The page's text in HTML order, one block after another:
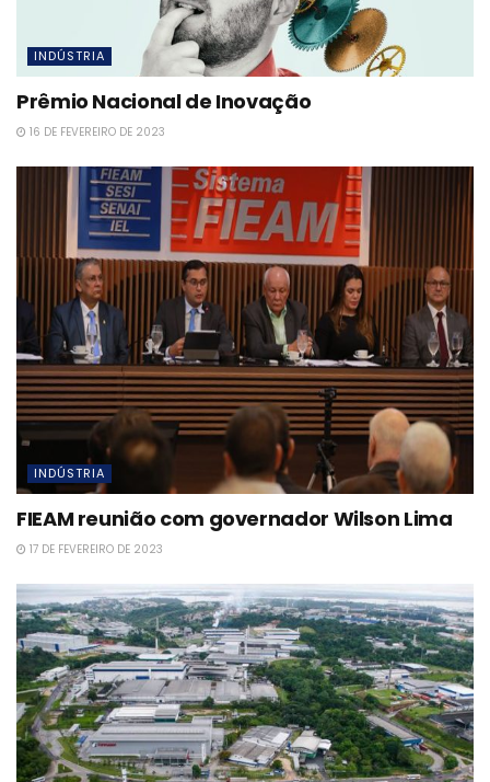
INDÚSTRIA
Prêmio Nacional de Inovação
16 DE FEVEREIRO DE 2023
INDÚSTRIA
FIEAM reunião com governador Wilson Lima
17 DE FEVEREIRO DE 2023